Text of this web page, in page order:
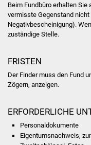
Beim Fundbüro erhalten Sie
vermisste Gegenstand
Negativbescheinigung).
zuständige Stelle.
FRISTEN
Der Finder muss den Fund
Zögern, anzeigen.
ERFORDERLICHE
Personaldokumente
Eigentumsnachweis,